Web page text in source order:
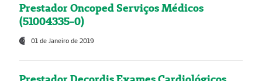
Prestador Oncoped Serviços Médicos
(51004335-0)
01 de Janeiro de 2019